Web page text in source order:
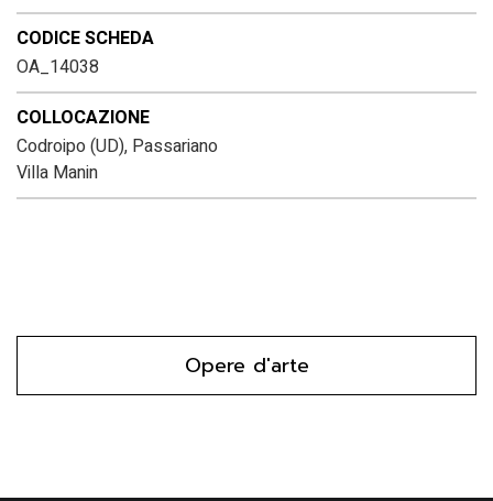
CODICE SCHEDA
OA_14038
COLLOCAZIONE
Codroipo (UD), Passariano
Villa Manin
Opere d'arte